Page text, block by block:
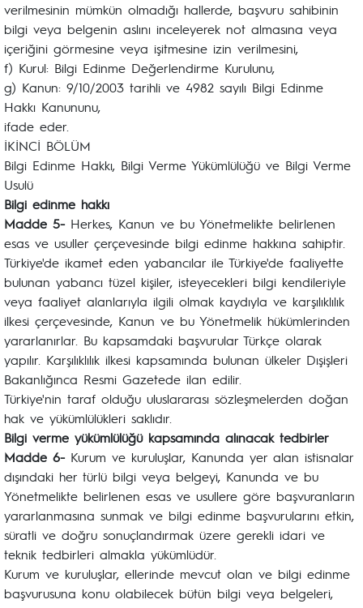
verilmesinin mümkün olmadığı hallerde, başvuru sahibinin
bilgi veya belgenin aslını inceleyerek not almasına veya
içeriğini görmesine veya işitmesine izin verilmesini,
f) Kurul: Bilgi Edinme Değerlendirme Kurulunu,
g) Kanun: 9/10/2003 tarihli ve 4982 sayılı Bilgi Edinme
Hakkı Kanununu,
ifade eder.
İKİNCİ BÖLÜM
Bilgi Edinme Hakkı, Bilgi Verme Yükümlülüğü ve Bilgi Verme
Usulü
Bilgi edinme hakkı
Madde 5- Herkes, Kanun ve bu Yönetmelikte belirlenen
esas ve usuller çerçevesinde bilgi edinme hakkına sahiptir.
Türkiye'de ikamet eden yabancılar ile Türkiye'de faaliyette
bulunan yabancı tüzel kişiler, isteyecekleri bilgi kendileriyle
veya faaliyet alanlarıyla ilgili olmak kaydıyla ve karşılıklılık
ilkesi çerçevesinde, Kanun ve bu Yönetmelik hükümlerinden
yararlanırlar. Bu kapsamdaki başvurular Türkçe olarak
yapılır. Karşılıklılık ilkesi kapsamında bulunan ülkeler Dışişleri
Bakanlığınca Resmi Gazetede ilan edilir.
Türkiye'nin taraf olduğu uluslararası sözleşmelerden doğan
hak ve yükümlülükleri saklıdır.
Bilgi verme yükümlülüğü kapsamında alınacak tedbirler
Madde 6- Kurum ve kuruluşlar, Kanunda yer alan istisnalar
dışındaki her türlü bilgi veya belgeyi, Kanunda ve bu
Yönetmelikte belirlenen esas ve usullere göre başvuranların
yararlanmasına sunmak ve bilgi edinme başvurularını etkin,
süratli ve doğru sonuçlandırmak üzere gerekli idari ve
teknik tedbirleri almakla yükümlüdür.
Kurum ve kuruluşlar, ellerinde mevcut olan ve bilgi edinme
başvurusuna konu olabilecek bütün bilgi veya belgeleri,